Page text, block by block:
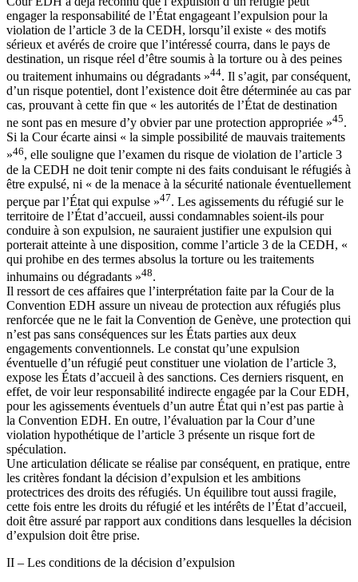
engager la responsabilité de l’État engageant l’expulsion pour la
violation de l’article 3 de la CEDH, lorsqu’il existe « des motifs
sérieux et avérés de croire que l’intéressé courra, dans le pays de
destination, un risque réel d’être soumis à la torture ou à des peines
ou traitement inhumains ou dégradants »44. Il s’agit, par conséquent,
d’un risque potentiel, dont l’existence doit être déterminée au cas par
cas, prouvant à cette fin que « les autorités de l’État de destination
ne sont pas en mesure d’y obvier par une protection appropriée »45.
Si la Cour écarte ainsi « la simple possibilité de mauvais traitements
»46, elle souligne que l’examen du risque de violation de l’article 3
de la CEDH ne doit tenir compte ni des faits conduisant le réfugiés à
être expulsé, ni « de la menace à la sécurité nationale éventuellement
perçue par l’État qui expulse »47. Les agissements du réfugié sur le
territoire de l’État d’accueil, aussi condamnables soient-ils pour
conduire à son expulsion, ne sauraient justifier une expulsion qui
porterait atteinte à une disposition, comme l’article 3 de la CEDH, «
qui prohibe en des termes absolus la torture ou les traitements
inhumains ou dégradants »48.
Il ressort de ces affaires que l’interprétation faite par la Cour de la
Convention EDH assure un niveau de protection aux réfugiés plus
renforcée que ne le fait la Convention de Genève, une protection qui
n’est pas sans conséquences sur les États parties aux deux
engagements conventionnels. Le constat qu’une expulsion
éventuelle d’un réfugié peut constituer une violation de l’article 3,
expose les États d’accueil à des sanctions. Ces derniers risquent, en
effet, de voir leur responsabilité indirecte engagée par la Cour EDH,
pour les agissements éventuels d’un autre État qui n’est pas partie à
la Convention EDH. En outre, l’évaluation par la Cour d’une
violation hypothétique de l’article 3 présente un risque fort de
spéculation.
Une articulation délicate se réalise par conséquent, en pratique, entre
les critères fondant la décision d’expulsion et les ambitions
protectrices des droits des réfugiés. Un équilibre tout aussi fragile,
cette fois entre les droits du réfugié et les intérêts de l’État d’accueil,
doit être assuré par rapport aux conditions dans lesquelles la décision
d’expulsion doit être prise.
II – Les conditions de la décision d’expulsion